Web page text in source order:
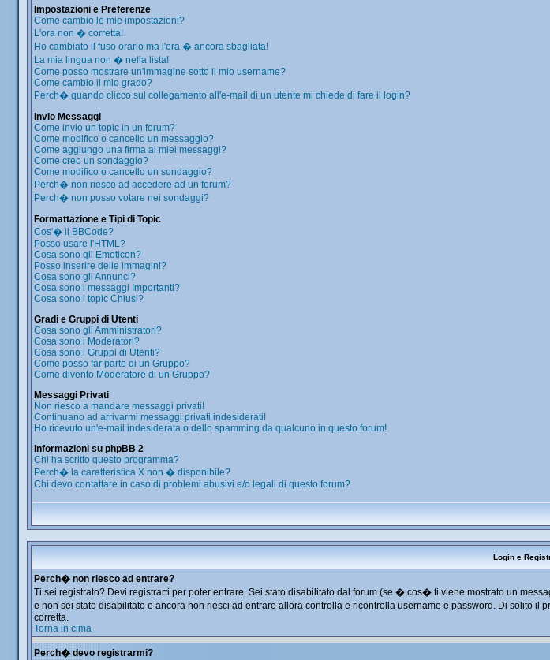
Impostazioni e Preferenze
Come cambio le mie impostazioni?
L'ora non � corretta!
Ho cambiato il fuso orario ma l'ora � ancora sbagliata!
La mia lingua non � nella lista!
Come posso mostrare un'immagine sotto il mio username?
Come cambio il mio grado?
Perch� quando clicco sul collegamento all'e-mail di un utente mi chiede di fare il login?
Invio Messaggi
Come invio un topic in un forum?
Come modifico o cancello un messaggio?
Come aggiungo una firma ai miei messaggi?
Come creo un sondaggio?
Come modifico o cancello un sondaggio?
Perch� non riesco ad accedere ad un forum?
Perch� non posso votare nei sondaggi?
Formattazione e Tipi di Topic
Cos'� il BBCode?
Posso usare l'HTML?
Cosa sono gli Emoticon?
Posso inserire delle immagini?
Cosa sono gli Annunci?
Cosa sono i messaggi Importanti?
Cosa sono i topic Chiusi?
Gradi e Gruppi di Utenti
Cosa sono gli Amministratori?
Cosa sono i Moderatori?
Cosa sono i Gruppi di Utenti?
Come posso far parte di un Gruppo?
Come divento Moderatore di un Gruppo?
Messaggi Privati
Non riesco a mandare messaggi privati!
Continuano ad arrivarmi messaggi privati indesiderati!
Ho ricevuto un'e-mail indesiderata o dello spamming da qualcuno in questo forum!
Informazioni su phpBB 2
Chi ha scritto questo programma?
Perch� la caratteristica X non � disponibile?
Chi devo contattare in caso di problemi abusivi e/o legali di questo forum?
Login e
Perch� non riesco ad entrare?
Ti sei registrato? Devi registrarti per poter entrare. Sei stato disabilitato dal forum (se � cos� ti viene mostrato un
e non sei stato disabilitato e ancora non riesci ad entrare allora controlla e ricontrolla username e password. Di solito
corretta.
Torna in cima
Perch� devo registrarmi?